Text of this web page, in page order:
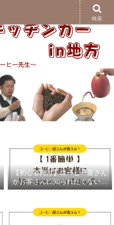
【初心者向け】コーヒー屋さん
がお客さんに知られたくないド
リッパー
検索